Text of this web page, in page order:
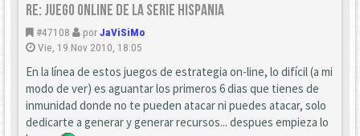
Re: Juego online de la serie HISPANIA
#47108 porJaViSiMo
Vie, 19 Nov 2010, 18:05
En la línea de estos juegos de estrategia on-line, lo difícil (a mi
modo de ver) es aguantar los primeros 6 dias que tienes de
inmunidad donde no te pueden atacar ni puedes atacar, solo
dedicarte a generar y generar recursos... despues empieza lo